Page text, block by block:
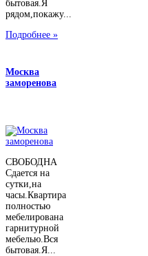
бытовая.Я
рядом,покажу...
Подробнее »
Москва
заморенова
СВОБОДНА
Сдается на
сутки,на
часы.Квартира
полностью
мебелирована
гарнитурной
мебелью.Вся
бытовая.Я...